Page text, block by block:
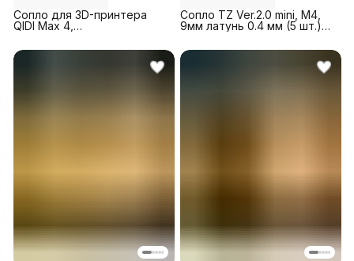
Сопло для 3D-принтера
QIDI Max 4,
шт)
Сопло TZ Ver.2.0 mini, M4,
9мм латунь 0.4 мм (5 шт.)
Lab A1/A1
mini/P2S/H2D/H2C/H2S